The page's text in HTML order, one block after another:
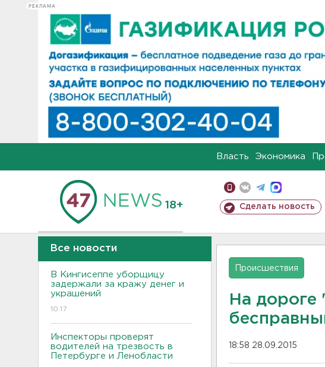
РЕКЛАМА
Власть Экономика
18+ Сделать новость
Все новости
В Кингисеппе уборщицу
задержали за кражу денег и
украшений
10:17
Инспекторы проверят
водителей на трезвость в
Петербурге и Ленобласти
Происшествия
На
18:58 28.09.2015